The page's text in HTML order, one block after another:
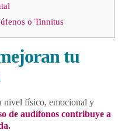
o Tinnitus
tu
nivel físico, emocional y
de audífonos contribuye a